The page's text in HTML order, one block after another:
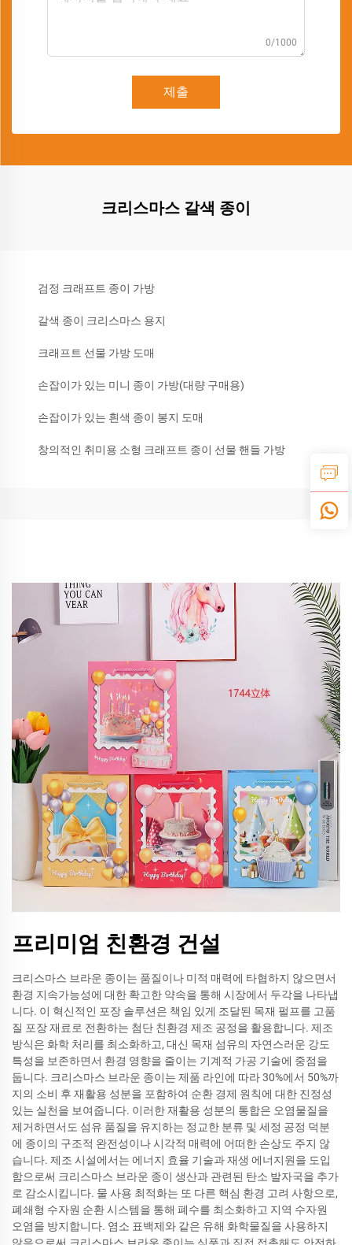
0/1000
제출
크리스마스 갈색 종이
검정 크래프트 종이 가방
갈색 종이 크리스마스 용지
크래프트 선물 가방 도매
손잡이가 있는 미니 종이 가방(대량 구매용)
손잡이가 있는 흰색 종이 봉지 도매
창의적인 취미용 소형 크래프트 종이 선물 핸들 가방
프리미엄 친환경 건설
크리스마스 브라운 종이는 품질이나 미적 매력에 타협하지 않으면서
환경 지속가능성에 대한 확고한 약속을 통해 시장에서 두각을 나타냅
니다. 이 혁신적인 포장 솔루션은 책임 있게 조달된 목재 펄프를 고품
질 포장 재료로 전환하는 첨단 친환경 제조 공정을 활용합니다. 제조
방식은 화학 처리를 최소화하고, 대신 목재 섬유의 자연스러운 강도
특성을 보존하면서 환경 영향을 줄이는 기계적 가공 기술에 중점을
둡니다. 크리스마스 브라운 종이는 제품 라인에 따라 30%에서 50%까
지의 소비 후 재활용 성분을 포함하여 순환 경제 원칙에 대한 진정성
있는 실천을 보여줍니다. 이러한 재활용 성분의 통합은 오염물질을
제거하면서도 섬유 품질을 유지하는 정교한 분류 및 세정 공정 덕분
에 종이의 구조적 완전성이나 시각적 매력에 어떠한 손상도 주지 않
습니다. 제조 시설에서는 에너지 효율 기술과 재생 에너지원을 도입
함으로써 크리스마스 브라운 종이 생산과 관련된 탄소 발자국을 추가
로 감소시킵니다. 물 사용 최적화는 또 다른 핵심 환경 고려 사항으로,
폐쇄형 수자원 순환 시스템을 통해 폐수를 최소화하고 지역 수자원
오염을 방지합니다. 염소 표백제와 같은 유해 화학물질을 사용하지
않음으로써 크리스마스 브라운 종이는 식품과 직접 접촉해도 안전하